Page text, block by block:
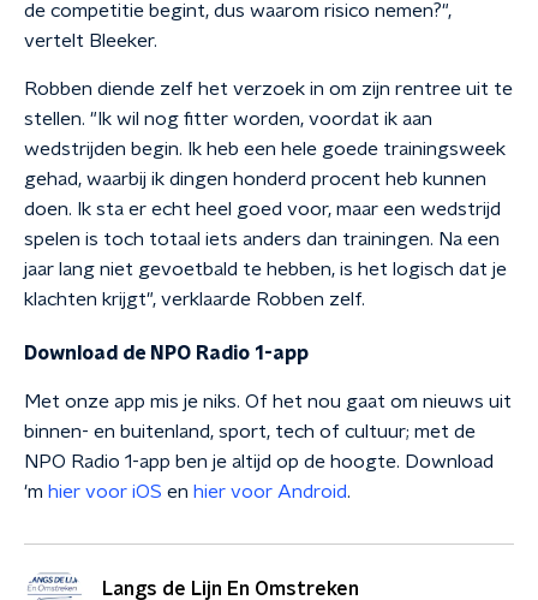
de competitie begint, dus waarom risico nemen?",
vertelt Bleeker.
Robben diende zelf het verzoek in om zijn rentree uit te
stellen. "Ik wil nog fitter worden, voordat ik aan
wedstrijden begin. Ik heb een hele goede trainingsweek
gehad, waarbij ik dingen honderd procent heb kunnen
doen. Ik sta er echt heel goed voor, maar een wedstrijd
spelen is toch totaal iets anders dan trainingen. Na een
jaar lang niet gevoetbald te hebben, is het logisch dat je
klachten krijgt", verklaarde Robben zelf.
Download de NPO Radio 1-app
Met onze app mis je niks. Of het nou gaat om nieuws uit
binnen- en buitenland, sport, tech of cultuur; met de
NPO Radio 1-app ben je altijd op de hoogte. Download
'm hier voor iOS en hier voor Android.
Langs de Lijn En Omstreken